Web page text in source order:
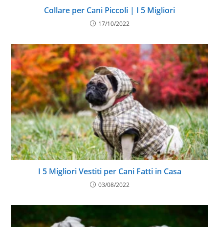
Collare per Cani Piccoli | I 5 Migliori
17/10/2022
I 5 Migliori Vestiti per Cani Fatti in Casa
03/08/2022